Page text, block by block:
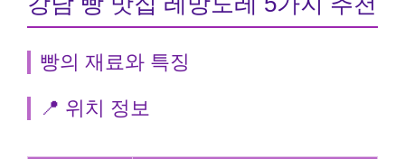
빵의 재료와 특징
📍 위치 정보